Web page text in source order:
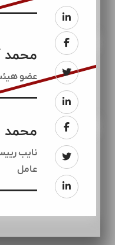
محمد
عضو
محمد
نایب
عامل